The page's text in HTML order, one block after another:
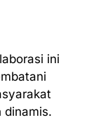
ini
dinamis.